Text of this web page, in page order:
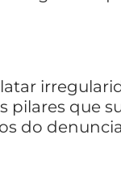
que
do